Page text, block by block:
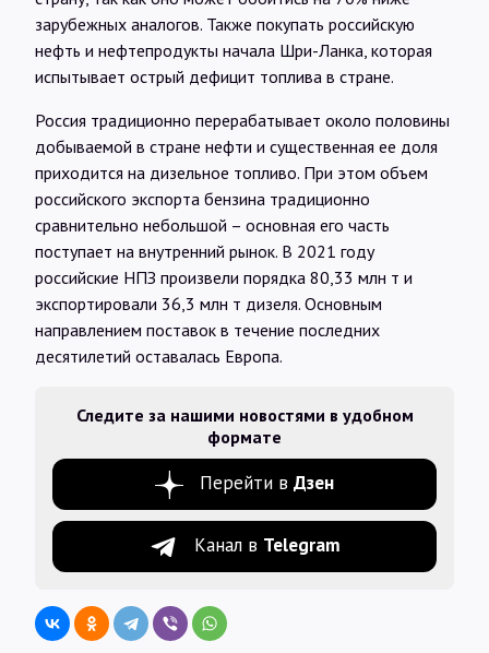
зарубежных аналогов. Также покупать российскую
нефть и нефтепродукты начала Шри-Ланка, которая
испытывает острый дефицит топлива в стране.
Россия традиционно перерабатывает около половины
добываемой в стране нефти и существенная ее доля
приходится на дизельное топливо. При этом объем
российского экспорта бензина традиционно
сравнительно небольшой – основная его часть
поступает на внутренний рынок. В 2021 году
российские НПЗ произвели порядка 80,33 млн т и
экспортировали 36,3 млн т дизеля. Основным
направлением поставок в течение последних
десятилетий оставалась Европа.
Следите за нашими новостями в удобном
формате
Перейти в Дзен
Канал в Telegram